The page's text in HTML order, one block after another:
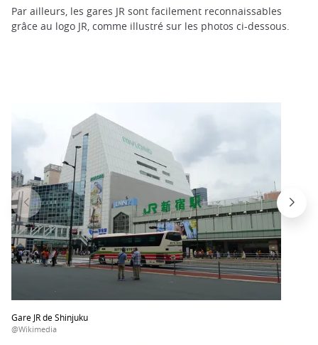
Par ailleurs, les gares JR sont facilement reconnaissables
grâce au logo JR, comme illustré sur les photos ci-dessous.
Gare JR de Shinjuku
@Wikimedia